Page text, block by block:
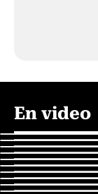
En video